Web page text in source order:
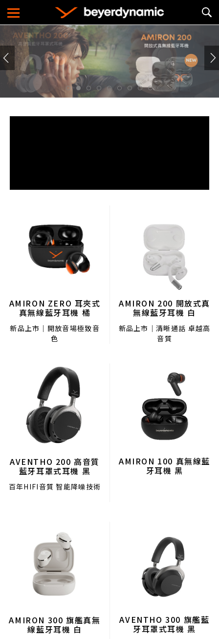
Gaming
遊戲
Lifestyle
生活方式
Work & Learn
AMIRON ZERO 耳夾式
真無線藍牙耳機 橘
新品上市｜開放音場極致音
色
AMIRON 200 開放式真
無線藍牙耳機 白
新品上市｜清晰通話 卓越高
音質
AVENTHO 200 高音質
藍牙耳罩式耳機 黑
百年HIFI音質 智能降噪技術
AMIRON 100 真無線藍
牙耳機 黑
AMIRON 300 旗艦真無
線藍牙耳機 白
AVENTHO 300 旗艦藍
牙耳罩式耳機 黑